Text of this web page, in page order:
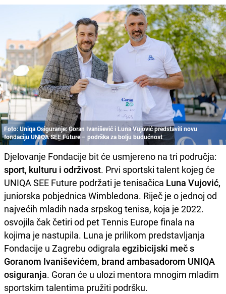
Foto: Uniqa Osiguranje: Goran Ivanišević i Luna Vujović predstavili novu
fondaciju UNIQA SEE Future – podrška za bolju budućnost
Djelovanje Fondacije bit će usmjereno na tri područja:
sport, kulturu i održivost. Prvi sportski talent kojeg će
UNIQA SEE Future podržati je tenisačica Luna Vujović,
juniorska pobjednica Wimbledona. Riječ je o jednoj od
najvećih mladih nada srpskog tenisa, koja je 2022.
osvojila čak četiri od pet Tennis Europe finala na
kojima je nastupila. Luna je prilikom predstavljanja
Fondacije u Zagrebu odigrala egzibicijski meč s
Goranom Ivaniševićem, brand ambasadorom UNIQA
osiguranja. Goran će u ulozi mentora mnogim mladim
sportskim talentima pružiti podršku.